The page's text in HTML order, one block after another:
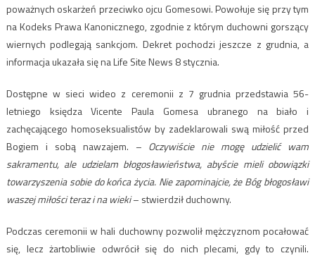
poważnych oskarżeń przeciwko ojcu Gomesowi. Powołuje się przy tym
na Kodeks Prawa Kanonicznego, zgodnie z którym duchowni gorszący
wiernych podlegają sankcjom. Dekret pochodzi jeszcze z grudnia, a
informacja ukazała się na Life Site News 8 stycznia.
Dostępne w sieci wideo z ceremonii z 7 grudnia przedstawia 56-
letniego księdza Vicente Paula Gomesa ubranego na biało i
zachęcającego homoseksualistów by zadeklarowali swą miłość przed
Bogiem i sobą nawzajem. – Oczywiście nie mogę udzielić wam
sakramentu, ale udzielam błogosławieństwa, abyście mieli obowiązki
towarzyszenia sobie do końca życia. Nie zapominajcie, że Bóg błogosławi
waszej miłości teraz i na wieki– stwierdził duchowny.
Podczas ceremonii w hali duchowny pozwolił mężczyznom pocałować
się, lecz żartobliwie odwrócił się do nich plecami, gdy to czynili.